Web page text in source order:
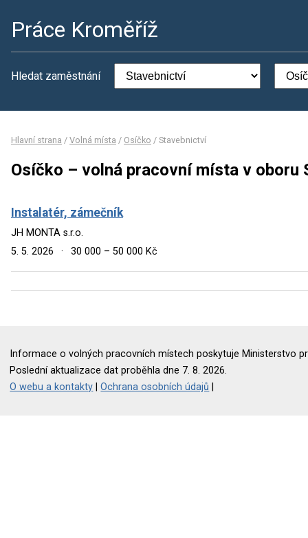
Práce Kroměříž
Hledat zaměstnání
Hlavní strana / Volná místa / Osíčko / Stavebnictví
Osíčko – volná pracovní místa v oboru
Instalatér, zámečník
JH MONTA s.r.o.
5. 5. 2026
· 30 000 – 50 000 Kč
Informace o volných pracovních místech poskytuje Ministerstvo
Poslední aktualizace dat proběhla dne 7. 8. 2026.
O webu a kontakty |Ochrana osobních údajů